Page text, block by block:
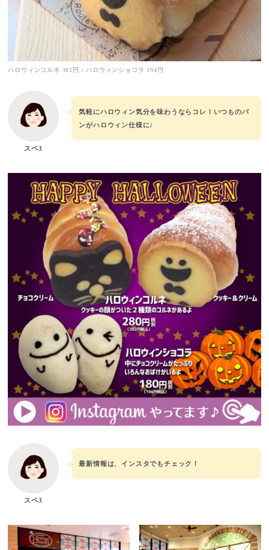
ハロウィンコルネ 302円 / ハロウィンショコラ 194円
スペ3
気軽にハロウィン気分を味わうならコレ！いつものパ
ンがハロウィン仕様に♪
スペ3
最新情報は、インスタでもチェック！